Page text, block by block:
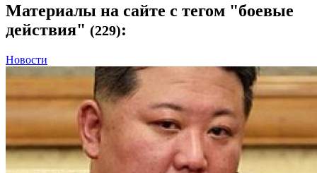
Материалы на сайте с тегом "боевые
действия" (229):
Новости